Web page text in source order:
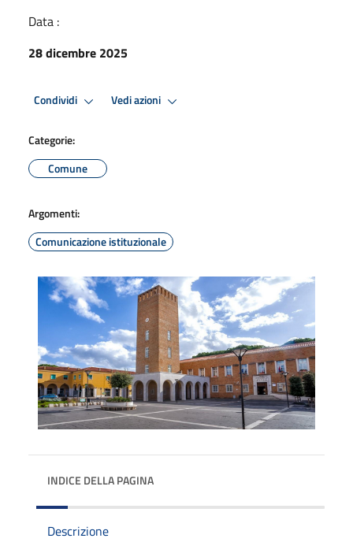
Data :
28 dicembre 2025
Condividi Vedi azioni
Categorie:
Comune
Argomenti:
Comunicazione istituzionale
INDICE DELLA PAGINA
Descrizione